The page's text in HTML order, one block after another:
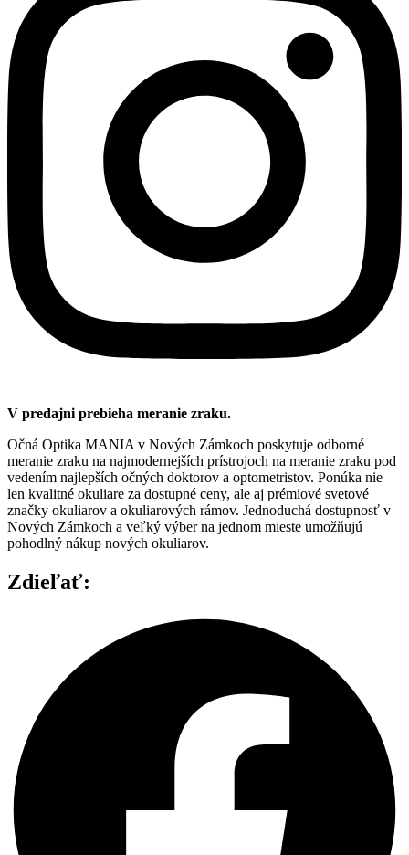
V predajni prebieha meranie zraku.
Očná Optika MANIA v Nových Zámkoch poskytuje odborné
meranie zraku na najmodernejších prístrojoch na meranie zraku pod
vedením najlepších očných doktorov a optometristov. Ponúka nie
len kvalitné okuliare za dostupné ceny, ale aj prémiové svetové
značky okuliarov a okuliarových rámov. Jednoduchá dostupnosť v
Nových Zámkoch a veľký výber na jednom mieste umožňujú
pohodlný nákup nových okuliarov.
Zdieľať: